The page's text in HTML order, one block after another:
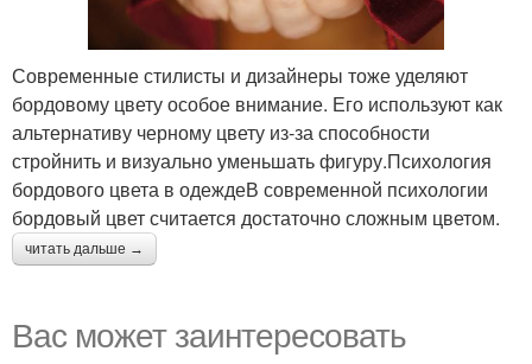
Современные стилисты и дизайнеры тоже уделяют
бордовому цвету особое внимание. Его используют как
альтернативу черному цвету из-за способности
стройнить и визуально уменьшать фигуру.Психология
бордового цвета в одеждеВ современной психологии
бордовый цвет считается достаточно сложным цветом.
читать дальше →
Вас может заинтересовать